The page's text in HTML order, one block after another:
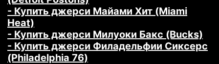
- Купить джерси Майами Хит (Miami
Heat)
- Купить джерси Милуоки Бакс (Bucks)
- Купить джерси Филадельфии Сиксерс
(Philadelphia 76)